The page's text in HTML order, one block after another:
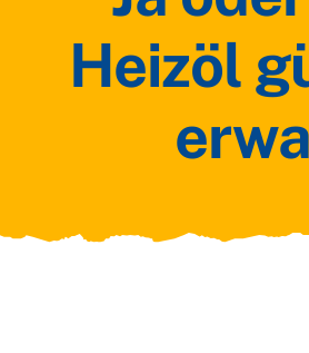
Heizöl